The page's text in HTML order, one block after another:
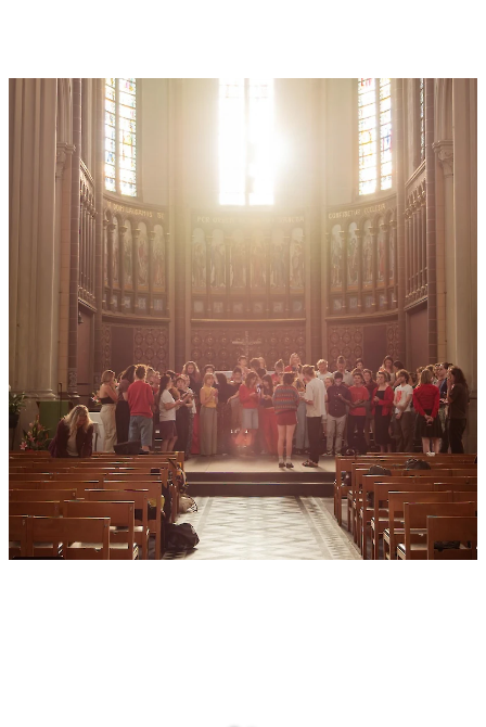
20:00
concert ,café concert
Adult Entertainment Night w/
JAMES
MASSIAH + ALEX DEFORCE +
NENEH NOÏ + DAISY RAY + VIEZE
MEISJE + LOUCKA FIAGAN +
RACHEL HANSOUL + DOUNIA
MAHAMMED & YAZAL
18:00
poésie concert closing night
free
CLOSING NIGHT
music, performance film expo
JANVIER 2026
jeu.
22.01
Embrace #2 – in solidarity with
Palestine and beyond
fundraiser,opening night
BILLETTERIE
Weaving Resilience